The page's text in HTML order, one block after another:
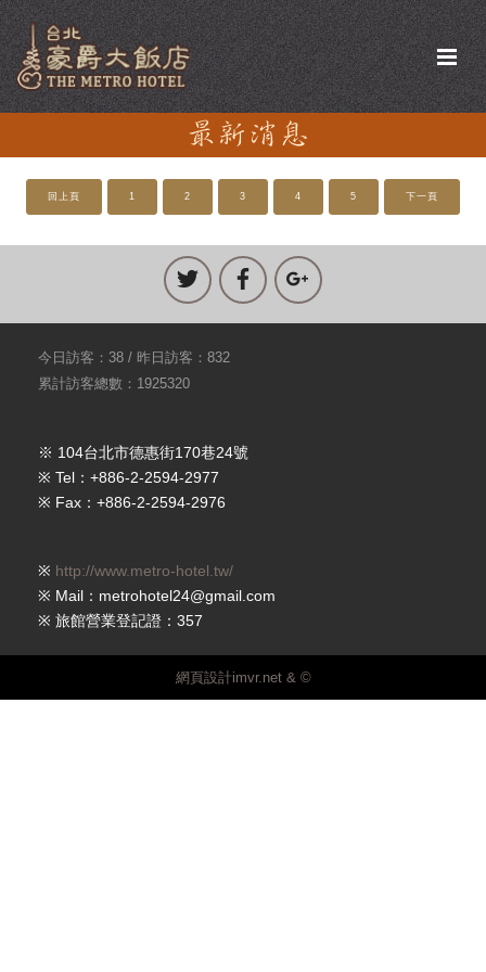
回上頁 1 2 3 4 5 下一頁
今日訪客：38 / 昨日訪客：832
累計訪客總數：1925320
※ 104台北市德惠街170巷24號
※ Tel：+886-2-2594-2977
※ Fax：+886-2-2594-2976
※ http://www.metro-hotel.tw/
※ Mail：metrohotel24@gmail.com
※ 旅館營業登記證：357
網頁設計imvr.net & ©